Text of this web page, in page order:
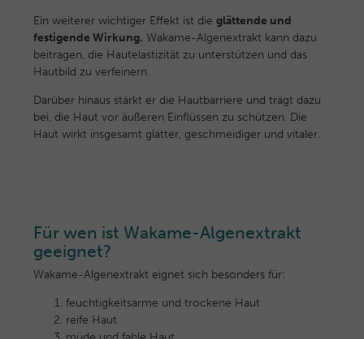
Ein weiterer wichtiger Effekt ist die glättende und
festigende Wirkung. Wakame-Algenextrakt kann dazu
beitragen, die Hautelastizität zu unterstützen und das
Hautbild zu verfeinern.
Darüber hinaus stärkt er die Hautbarriere und trägt dazu
bei, die Haut vor äußeren Einflüssen zu schützen. Die
Haut wirkt insgesamt glatter, geschmeidiger und vitaler.
Für wen ist Wakame-Algenextrakt
geeignet?
Wakame-Algenextrakt eignet sich besonders für:
feuchtigkeitsarme und trockene Haut
reife Haut